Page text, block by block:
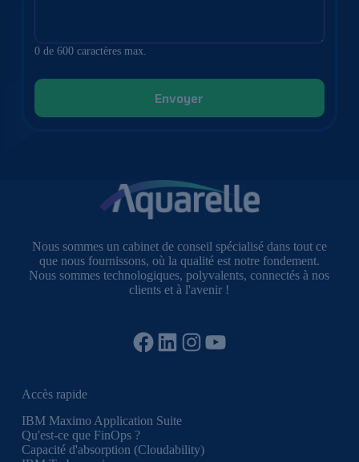
0 de 600 caractères max.
Nous sommes un cabinet de conseil spécialisé dans tout ce
que nous fournissons, où la qualité est notre fondement.
Nous sommes technologiques, polyvalents, connectés à nos
clients et à l'avenir !
Facebook
LinkedIn
Instagram
YouTube
Accès rapide
IBM Maximo Application Suite
Qu'est-ce que FinOps ?
Capacité d'absorption (Cloudability)